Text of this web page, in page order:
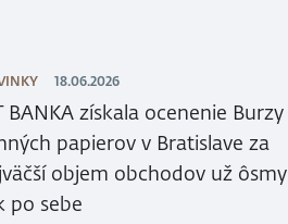
18.06.2026
BANKA získala ocenenie Burzy
papierov v Bratislave za
objem obchodov už ôsmy
po sebe